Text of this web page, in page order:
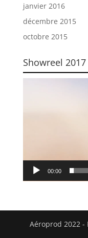
janvier 2016
décembre 2015
octobre 2015
Showreel 2017
00:00
Aéroprod 2022 -